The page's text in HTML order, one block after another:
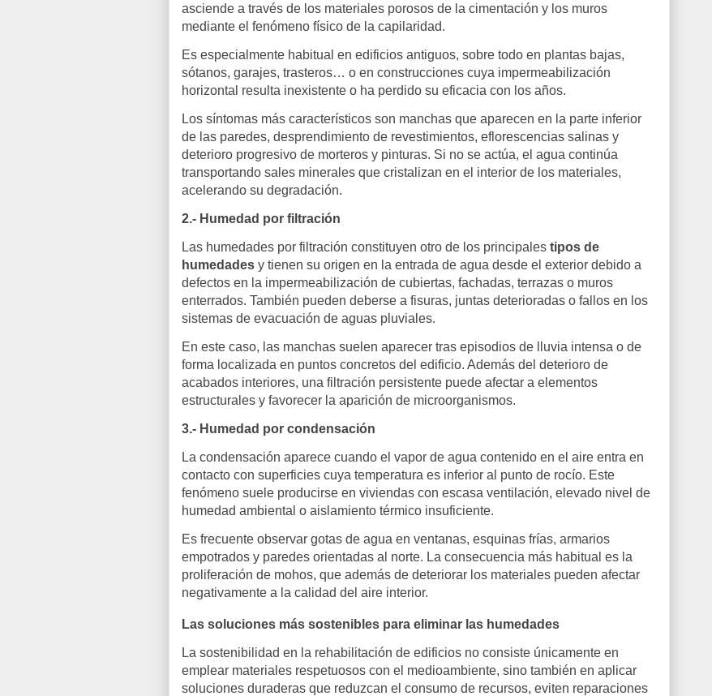
asciende a través de los materiales porosos de la cimentación y los muros
mediante el fenómeno físico de la capilaridad.
Es especialmente habitual en edificios antiguos, sobre todo en plantas bajas,
sótanos, garajes, trasteros… o en construcciones cuya impermeabilización
horizontal resulta inexistente o ha perdido su eficacia con los años.
Los síntomas más característicos son manchas que aparecen en la parte inferior
de las paredes, desprendimiento de revestimientos, eflorescencias salinas y
deterioro progresivo de morteros y pinturas. Si no se actúa, el agua continúa
transportando sales minerales que cristalizan en el interior de los materiales,
acelerando su degradación.
2.- Humedad por filtración
Las humedades por filtración constituyen otro de los principales tipos de
humedades y tienen su origen en la entrada de agua desde el exterior debido a
defectos en la impermeabilización de cubiertas, fachadas, terrazas o muros
enterrados. También pueden deberse a fisuras, juntas deterioradas o fallos en los
sistemas de evacuación de aguas pluviales.
En este caso, las manchas suelen aparecer tras episodios de lluvia intensa o de
forma localizada en puntos concretos del edificio. Además del deterioro de
acabados interiores, una filtración persistente puede afectar a elementos
estructurales y favorecer la aparición de microorganismos.
3.- Humedad por condensación
La condensación aparece cuando el vapor de agua contenido en el aire entra en
contacto con superficies cuya temperatura es inferior al punto de rocío. Este
fenómeno suele producirse en viviendas con escasa ventilación, elevado nivel de
humedad ambiental o aislamiento térmico insuficiente.
Es frecuente observar gotas de agua en ventanas, esquinas frías, armarios
empotrados y paredes orientadas al norte. La consecuencia más habitual es la
proliferación de mohos, que además de deteriorar los materiales pueden afectar
negativamente a la calidad del aire interior.
Las soluciones más sostenibles para eliminar las humedades
La sostenibilidad en la rehabilitación de edificios no consiste únicamente en
emplear materiales respetuosos con el medioambiente, sino también en aplicar
soluciones duraderas que reduzcan el consumo de recursos, eviten reparaciones